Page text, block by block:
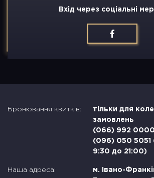
Вхід через соціальні
Бронювання квитків:
тільки для
замовлень
(066) 992 0000
(096) 050 5051
9:30 до 21:00)
Наша адреса:
м. Івано-